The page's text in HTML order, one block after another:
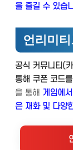
을 즐길 수 있습
언리미
공식 커뮤니티(
통해 쿠폰 코드
을 통해 게임에
은 재화 및 다양